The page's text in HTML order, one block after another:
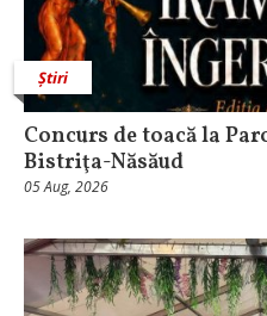
Știri
​Concurs de toacă la
Bistriţa-Năsăud
05 Aug, 2026